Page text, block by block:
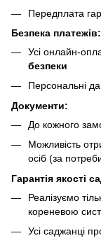
Передплата
Безпека платежів:
Усі онлайн-
безпеки
Персональні
Документи:
До кожного
Можливість
осіб (за
Гарантія якості
Реалізуємо
кореневою
Усі саджанці